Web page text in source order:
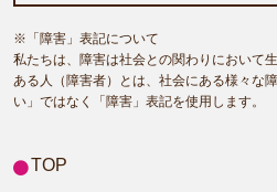
※「障害」表記について
私たちは、障害は社会との関わりにおいて
ある人（障害者）とは、社会にある様々な
い」ではなく「障害」表記を使用します。
TOP